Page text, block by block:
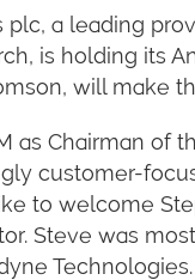
plc, a leading
is holding its
will make
as Chairman of
customer-
to welcome
Steve was
Technologies.